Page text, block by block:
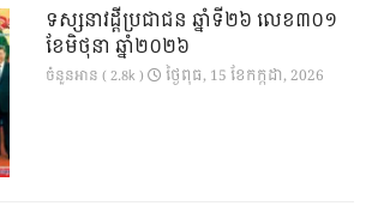
ទស្សនាវដ្ដីប្រជាជន ឆ្នាំទី២៦ លេខ៣០១
ខែមិថុនា ឆ្នាំ២០២៦
ចំនួនអាន ( 2.8k ) ថ្ងៃ​ពុធ, 15 ខែ​កក្កដា, 2026